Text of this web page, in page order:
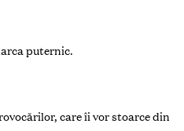
puternic.
care îi vor stoarce din